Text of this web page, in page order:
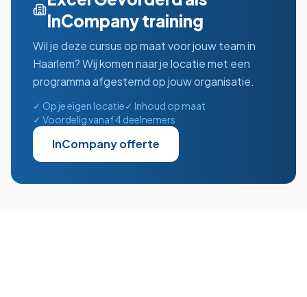
InCompany training
Wil je deze cursus op maat voor jouw team in
Haarlem? Wij komen naar je locatie met een
programma afgestemd op jouw organisatie.
✓ Op je eigen locatie✓ Inhoud op maat
✓ Voordelig vanaf 4 deelnemers
InCompany offerte